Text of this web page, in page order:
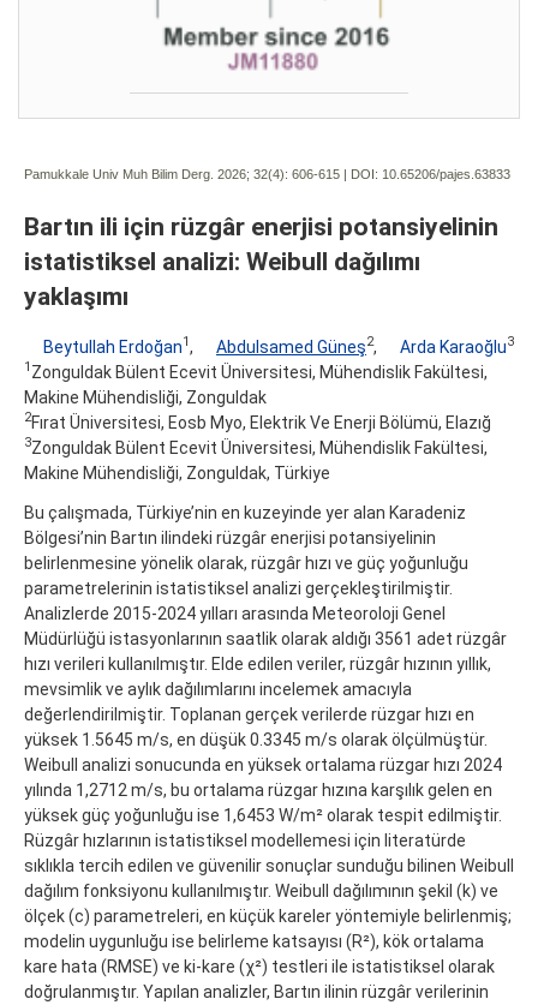
Pamukkale Univ Muh Bilim Derg. 2026; 32(4): 606-615 | DOI: 10.65206/pajes.63833
Bartın ili için rüzgâr enerjisi potansiyelinin
istatistiksel analizi: Weibull dağılımı
yaklaşımı
Beytullah Erdoğan1 , Abdulsamed Güneş2, Arda Karaoğlu3
1 Zonguldak Bülent Ecevit Üniversitesi, Mühendislik Fakültesi,
Makine Mühendisliği, Zonguldak
2Fırat Üniversitesi, Eosb Myo, Elektrik Ve Enerji Bölümü, Elazığ
3Zonguldak Bülent Ecevit Üniversitesi, Mühendislik Fakültesi,
Makine Mühendisliği, Zonguldak, Türkiye
Bu çalışmada, Türkiye’nin en kuzeyinde yer alan Karadeniz
Bölgesi’nin Bartın ilindeki rüzgâr enerjisi potansiyelinin
belirlenmesine yönelik olarak, rüzgâr hızı ve güç yoğunluğu
parametrelerinin istatistiksel analizi gerçekleştirilmiştir.
Analizlerde 2015-2024 yılları arasında Meteoroloji Genel
Müdürlüğü istasyonlarının saatlik olarak aldığı 3561 adet rüzgâr
hızı verileri kullanılmıştır. Elde edilen veriler, rüzgâr hızının yıllık,
mevsimlik ve aylık dağılımlarını incelemek amacıyla
değerlendirilmiştir. Toplanan gerçek verilerde rüzgar hızı en
yüksek 1.5645 m/s, en düşük 0.3345 m/s olarak ölçülmüştür.
Weibull analizi sonucunda en yüksek ortalama rüzgar hızı 2024
yılında 1,2712 m/s, bu ortalama rüzgar hızına karşılık gelen en
yüksek güç yoğunluğu ise 1,6453 W/m² olarak tespit edilmiştir.
Rüzgâr hızlarının istatistiksel modellemesi için literatürde
sıklıkla tercih edilen ve güvenilir sonuçlar sunduğu bilinen Weibull
dağılım fonksiyonu kullanılmıştır. Weibull dağılımının şekil (k) ve
ölçek (c) parametreleri, en küçük kareler yöntemiyle belirlenmiş;
modelin uygunluğu ise belirleme katsayısı (R²), kök ortalama
kare hata (RMSE) ve ki-kare (χ²) testleri ile istatistiksel olarak
doğrulanmıştır. Yapılan analizler, Bartın ilinin rüzgâr verilerinin